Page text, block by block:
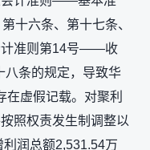
十六条、第十七条、
计准则第14号——收
八条的规定，导致华
虚假记载。对聚利
照权责发生制调整以
润总额2,531.54万